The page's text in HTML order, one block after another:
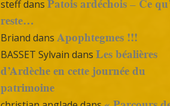
steffdansPatois ardéchois – Ce
reste…
Briand dansApophtegmes !!!
BASSET Sylvain dansLes béalières
d’Ardèche en cette journée du
patrimoine